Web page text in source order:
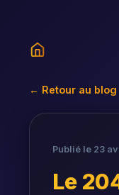
← Retour au blog
Publié le 23
Le